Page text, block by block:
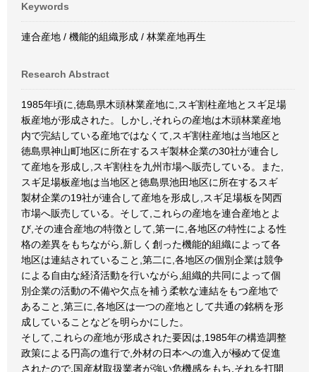
Keywords
連合産地 / 機能的組織形成 / 林業産地再生
Research Abstract
1985年頃に,徳島県木頭林業産地に,スギ割柱産地とスギ足場
板産地が形成された。しかし,それらの産地は木頭林業産地
内で完結している産地ではなくて,スギ割柱産地は当地区と
徳島県神山町地区に所在するスギ製林企業の30社が連合し
て産地を形成し,スギ割柱を九州市場へ販売している。また,
スギ足場板産地は当地区と徳島県池田地区に所在するスギ
製材企業の19社が連合して産地を形成し,スギ足場板を関西
市場へ販売している。そして,これらの産地を連合産地とよ
び,その連合産地の特徴として,第一に,各地区の特性による性
格の差異をもちながら,新しく創った機能的組織によって各
地区は連結されていること,第二に,各地区の個別企業は競争
による自由な経済活動を行いながら,組織的共同によって個
別企業の活動の不備や欠点を補う柔軟な連結をもつ産地で
あること,第三に,各地区は一つの産地として共通の銘柄を形
成していることなどを明らかにした。
そして,これらの産地が形成された要因は,1985年の構造調整
政策による円高の進行で,外材の日本への進入が極めて促進
されたので,国産材取扱業者が強い危機感をもち,それを打開